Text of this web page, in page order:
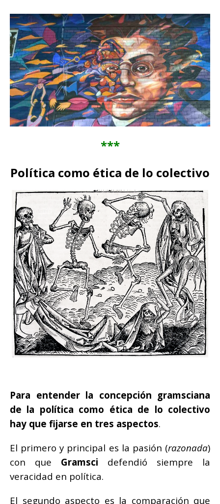
***
Política como ética de lo colectivo
Para entender la concepción gramsciana
de la política como ética de lo colectivo
hay que fijarse en tres aspectos.
El primero y principal es la pasión (razonada)
con que Gramsci defendió siempre la
veracidad en política.
El segundo aspecto es la comparación que